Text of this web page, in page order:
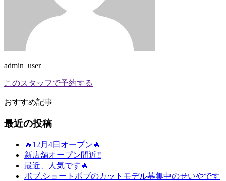
admin_user
このスタッフで予約する
おすすめ記事
最近の投稿
🔥12月4日オープン🔥
新店舗オープン間近‼️
最近、人気です🔥
ボブ.ショートボブのカットモデル募集中のせいやです